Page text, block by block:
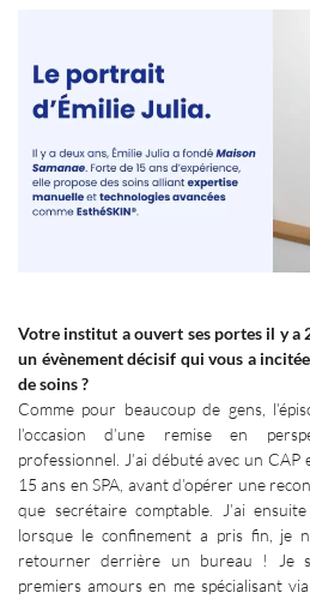
Votre institut a ouvert ses portes il y a
un évènement décisif qui vous a
de soins?
Comme pour beaucoup de gens,
l’occasion d’une remise en
professionnel. J’ai débuté avec un
15 ans en SPA, avant d’opérer une
que secrétaire comptable. J’ai
lorsque le confinement a pris fin, je
retourner derrière un bureau
! Je
premiers amours en me spécialisant